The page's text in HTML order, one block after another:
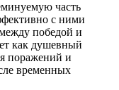
часть
с ними
между победой и
как душевный
поражений и
временных